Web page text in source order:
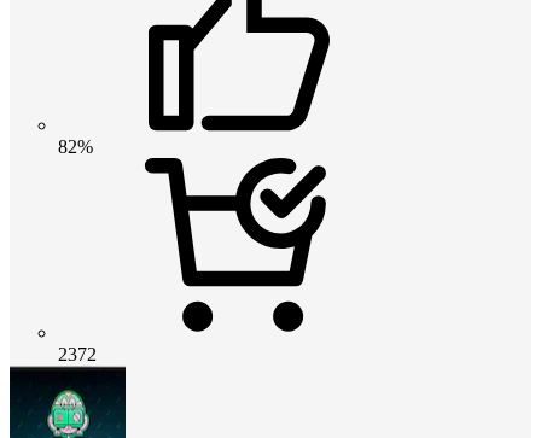
82%
2372